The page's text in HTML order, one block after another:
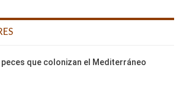
peces que colonizan el Mediterráneo